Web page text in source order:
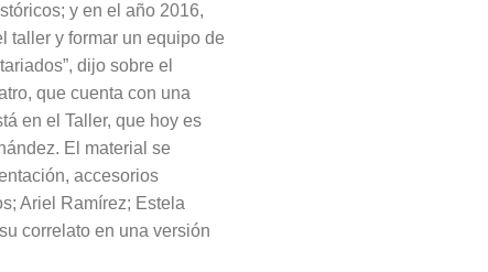
y en el año 2016,
taller y formar un equipo de
dijo sobre el
que cuenta con una
en el Taller, que hoy es
El material se
accesorios
Ariel Ramírez; Estela
correlato en una versión